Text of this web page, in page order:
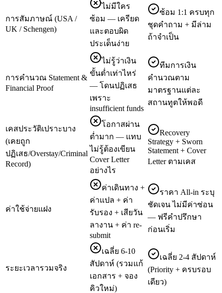
การสัมภาษณ์ (USA /
UK / Schengen)
ไม่มีใคร
ซ้อม — เครียด
และตอบผิด
ประเด็นง่าย
ซ้อม 1:1 ครบทุก
ชุดคำถาม + มีล่าม
ถ้าจำเป็น
การคำนวณ Statement &
Financial Proof
ไม่รู้ว่าเงิน
ขั้นต่ำเท่าไหร่
— โดนปฏิเสธ
เพราะ
insufficient funds
ทีมการเงิน
คำนวณตาม
มาตรฐานแต่ละ
สถานทูตให้พอดี
เคสประวัติเปราะบาง
(เคยถูก
ปฏิเสธ/Overstay/Criminal
Record)
โอกาสผ่าน
ต่ำมาก — แทบ
ไม่รู้ต้องเขียน
Cover Letter
อย่างไร
Recovery
Strategy + Sworn
Statement + Cover
Letter ตามเคส
ค่าใช้จ่ายแฝง
ค่าเดินทาง +
ค่าแปล + ค่า
รับรอง + เสียวัน
ลางาน + ค่า re-
submit
ราคา All-in ระบุ
ชัดเจน ไม่มีค่าซ่อน
— ฟรีคำปรึกษา
ก่อนเริ่ม
ระยะเวลารวมจริง
เฉลี่ย 6-10
สัปดาห์ (รวมแก้
เอกสาร + จอง
คิวใหม่)
เฉลี่ย 2-4 สัปดาห์
(Priority + ครบรอบ
เดียว)